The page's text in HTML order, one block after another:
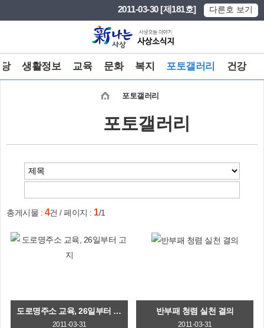
2011-03-30 [제181호] 다른호 보기
생활정보 교육 문화 복지 포토갤러리 건강
포토갤러리
포토갤러리
총게시물 : 4건 / 페이지 : 1/1
도로명주소 교육, 26일부터 고지
2011-03-31
반부패 청렴 실천 결의
2011-03-31